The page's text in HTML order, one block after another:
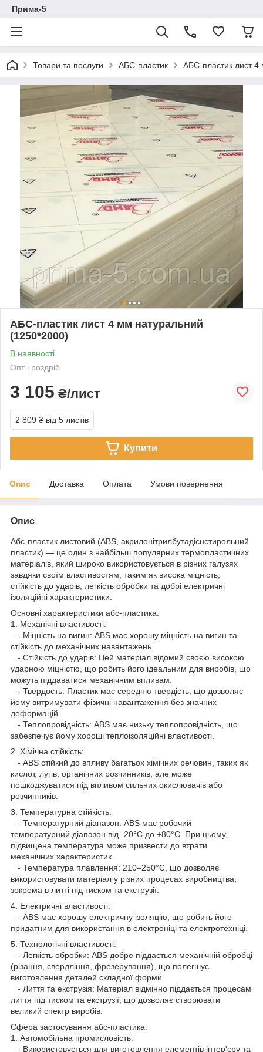
Прима-5
Товари та послуги АБС-пластик АБС-пластик лист
АБС-пластик лист 4 мм натуральний
(1250*2000)
В наявності
Опт і роздріб
3 105 ₴/лист
2 809 ₴ від 5 листів
Купити
Опис Доставка Оплата Умови повернення
Опис
Абс-пластик листовий (ABS, акрилонітрилбутадієнстирольний
пластик) — це один з найбільш популярних термопластичних
матеріалів, який широко використовується в різних галузях
завдяки своїм властивостям, таким як висока міцність,
стійкість до ударів, легкість обробки та добрі електричні
ізоляційні характеристики.
Основні характеристики абс-пластика:
1. Механічні властивості:
- Міцність на вигин: ABS має хорошу міцність на вигин та
стійкість до механічних навантажень.
- Стійкість до ударів: Цей матеріал відомий своєю високою
ударною міцністю, що робить його ідеальним для виробів, що
можуть піддаватися механічним впливам.
- Твердость: Пластик має середню твердість, що дозволяє
йому витримувати фізичні навантаження без значних
деформацій.
- Теплопровідність: ABS має низьку теплопровідність, що
забезпечує йому хороші теплоізоляційні властивості.
2. Хімічна стійкість:
- ABS стійкий до впливу багатьох хімічних речовин, таких як
кислот, лугів, органічних розчинників, але може
пошкоджуватися під впливом сильних окислювачів або
розчинників.
3. Температурна стійкість:
- Температурний діапазон: ABS має робочий
температурний діапазон від -20°C до +80°C. При цьому,
підвищена температура може призвести до втрати
механічних характеристик.
- Температура плавлення: 210–250°C, що дозволяє
використовувати матеріал у різних процесах виробництва,
зокрема в литті під тиском та екструзії.
4. Електричні властивості:
- ABS має хорошу електричну ізоляцію, що робить його
придатним для використання в електроніці та електротехніці.
5. Технологічні властивості:
- Легкість обробки: ABS добре піддається механічній обробці
(різання, свердління, фрезерування), що полегшує
виготовлення деталей складної форми.
- Лиття та екструзія: Матеріал відмінно піддається процесам
лиття під тиском та екструзії, що дозволяє створювати
великий спектр виробів.
Сфера застосування абс-пластика:
1. Автомобільна промисловість:
- Використовується для виготовлення елементів інтер'єру та